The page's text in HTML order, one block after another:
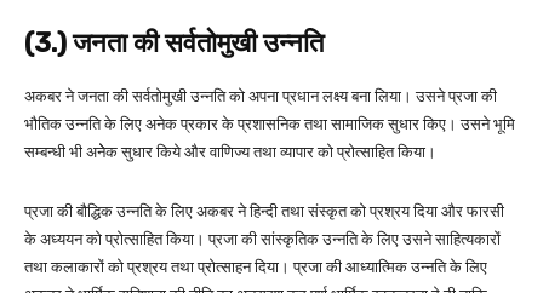
(3.) जनता की सर्वतोमुखी उन्नति
अकबर ने जनता की सर्वतोमुखी उन्नति को अपना प्रधान लक्ष्य बना लिया। उसने प्रजा की
भौतिक उन्नति के लिए अनेक प्रकार के प्रशासनिक तथा सामाजिक सुधार किए। उसने भूमि
सम्बन्धी भी अनेेक सुधार किये और वाणिज्य तथा व्यापार को प्रोत्साहित किया।
प्रजा की बौद्धिक उन्नति के लिए अकबर ने हिन्दी तथा संस्कृत को प्रश्रय दिया और फारसी
के अध्ययन को प्रोत्साहित किया। प्रजा की सांस्कृतिक उन्नति के लिए उसने साहित्यकारों
तथा कलाकारों को प्रश्रय तथा प्रोत्साहन दिया। प्रजा की आध्यात्मिक उन्नति के लिए